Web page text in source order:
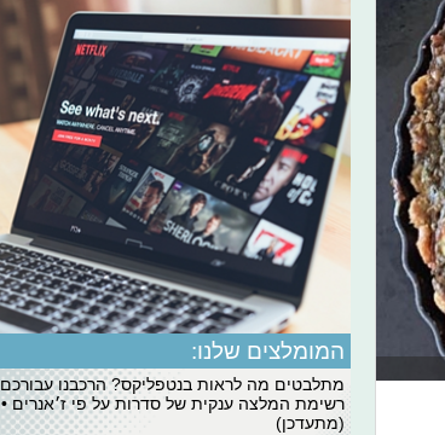
המומלצים שלנו:
מתלבטים מה לראות בנטפליקס? הרכבנו עבורכם
רשימת המלצה ענקית של סדרות על פי ז׳אנרים •
(מתעדכן)